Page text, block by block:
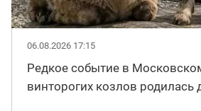
06.08.2026 17:15
Редкое событие в
винторогих козлов родилась